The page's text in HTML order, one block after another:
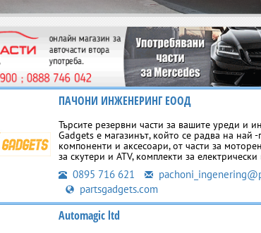
ПАЧОНИ ИНЖЕНЕРИНГ ЕООД
Търсите резервни части за вашите уреди и
Gadgets е магазинът, който се радва на най
компоненти и аксесоари, от части за
за скутери и ATV, комплекти за
0895 716 621
partsgadgets.com
Automagic ltd